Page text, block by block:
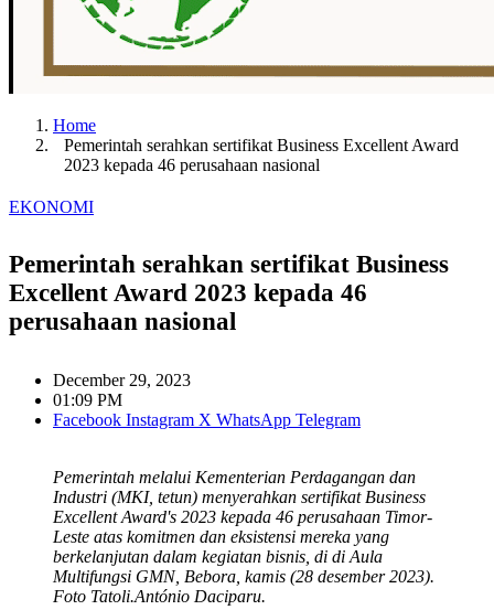
Home
Pemerintah serahkan sertifikat Business Excellent Award
2023 kepada 46 perusahaan nasional
EKONOMI
Pemerintah serahkan sertifikat Business
Excellent Award 2023 kepada 46
perusahaan nasional
December 29, 2023
01:09 PM
Facebook Instagram X WhatsApp Telegram
Pemerintah melalui Kementerian Perdagangan dan
Industri (MKI, tetun) menyerahkan sertifikat Business
Excellent Award's 2023 kepada 46 perusahaan Timor-
Leste atas komitmen dan eksistensi mereka yang
berkelanjutan dalam kegiatan bisnis, di di Aula
Multifungsi GMN, Bebora, kamis (28 desember 2023).
Foto Tatoli.António Daciparu.